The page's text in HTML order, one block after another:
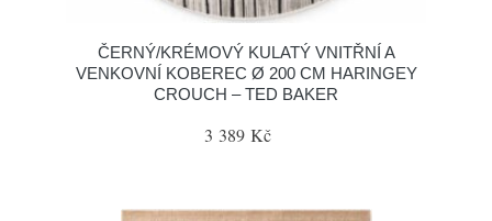
ČERNÝ/KRÉMOVÝ KULATÝ VNITŘNÍ A
VENKOVNÍ KOBEREC Ø 200 CM HARINGEY
CROUCH – TED BAKER
3 389 Kč